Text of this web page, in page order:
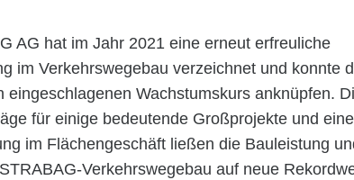
AG hat im Jahr 2021 eine erneut erfreuliche
im Verkehrswegebau verzeichnet und konnte
eingeschlagenen Wachstumskurs anknüpfen.
für einige bedeutende Großprojekte und
im Flächengeschäft ließen die Bauleistung
Verkehrswegebau auf neue